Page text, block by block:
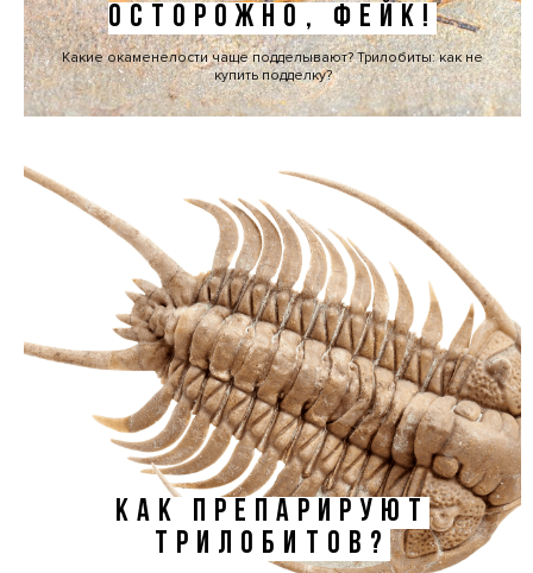
ОСТОРОЖНО, ФЕЙК!
Какие окаменелости чаще подделывают? Трилобиты: как не
купить подделку?
КАК ПРЕПАРИРУЮТ
ТРИЛОБИТОВ?